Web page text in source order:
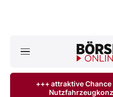
ktuelle Ausgabe
+++ attraktive